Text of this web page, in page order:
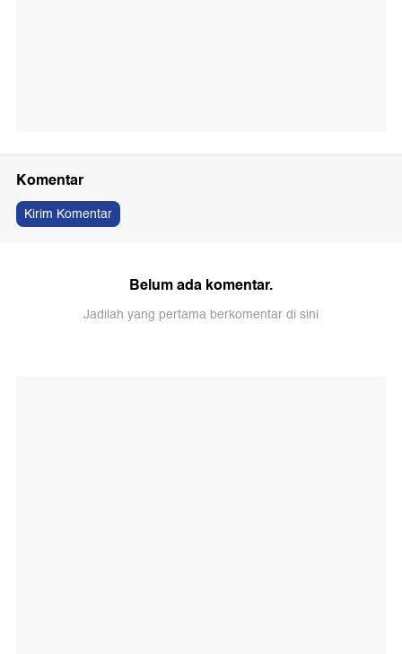
Komentar
Kirim Komentar
Belum ada komentar.
Jadilah yang pertama berkomentar di sini